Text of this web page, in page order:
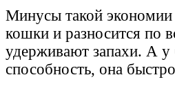
Минусы такой экономии
кошки и разносится по
удерживают запахи. А
способность, она